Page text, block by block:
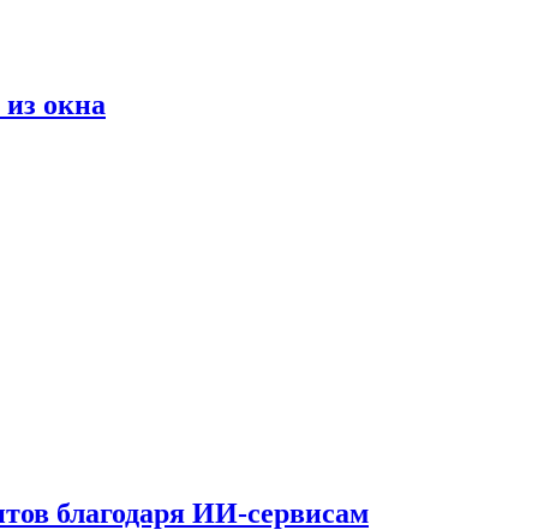
окна
благодаря ИИ-сервисам